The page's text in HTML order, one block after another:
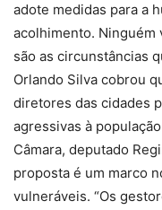
adote medidas para a
acolhimento. Ninguém
são as circunstâncias
Orlando Silva cobrou
diretores das cidades
agressivas à
Câmara, deputado
proposta é um marco
vulneráveis. “Os